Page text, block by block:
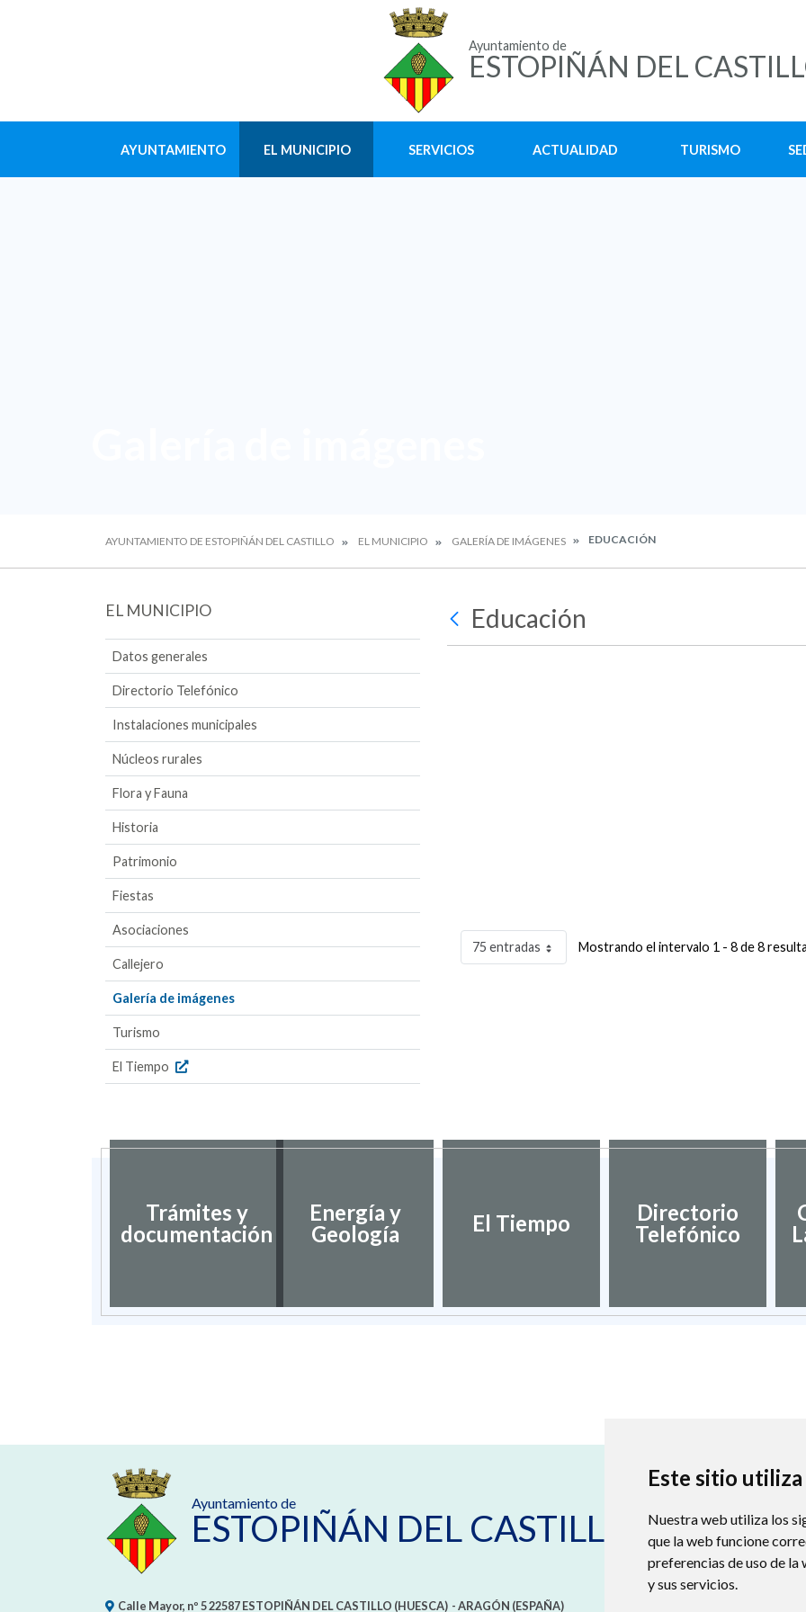
Este sitio
Nuestra web utiliza los
que la web funcione
preferencias de uso de la
y sus servicios.
Ayuntamiento de
ESTOPIÑÁN DEL
AYUNTAMIENTO EL MUNICIPIO SERVICIOS ACTUALIDAD TURISMO
AYUNTAMIENTO DE ESTOPIÑÁN DEL CASTILLO EL MUNICIPIO GALERÍA DE IMÁGENES EDUCACIÓN
EL MUNICIPIO
Datos generales
Directorio Telefónico
Instalaciones municipales
Núcleos rurales
Flora y Fauna
Historia
Patrimonio
Fiestas
Asociaciones
Callejero
Galería de imágenes
Turismo
El Tiempo
Educación
75 entradas Mostrando el intervalo 1 - 8 de 8
Trámites y
documentación
Energía y
Geología
El Tiempo
Directorio
Telefónico
Ayuntamiento de
ESTOPIÑÁN DEL CASTILLO
Calle Mayor, nº 522587ESTOPIÑÁN DEL CASTILLO (HUESCA) - ARAGÓN (ESPAÑA)